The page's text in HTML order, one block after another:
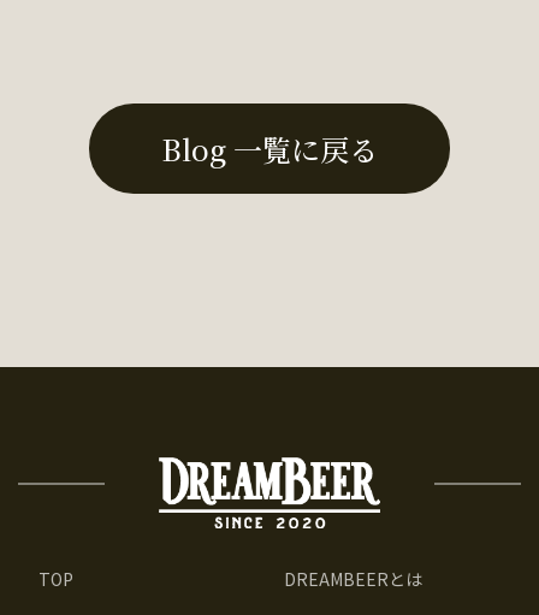
Blog 一覧に戻る
TOP DREAMBEERとは